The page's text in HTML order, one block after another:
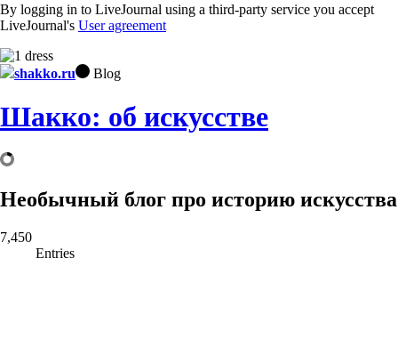
By logging in to LiveJournal using a third-party service you accept
LiveJournal's User agreement
shakko.ru Blog
Шакко: об искусстве
Необычный блог про историю искусства
7,450
Entries